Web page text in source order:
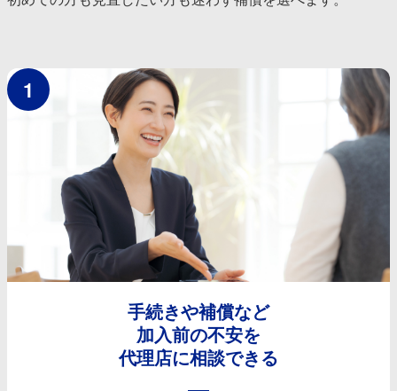
1
手続きや補償など
加入前の不安を
代理店に相談できる